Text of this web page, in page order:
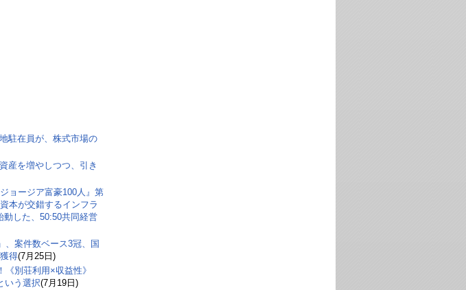
駐在員が、株式市場の
産を増やしつつ、引き
ョージア富豪100人』第
本が交錯するインフラ
動した、50:50共同経営
、案件数ベース3冠、国
得(7月25日)
別荘利用×収益性》
いう選択(7月19日)